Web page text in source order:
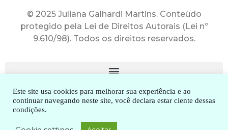
© 2025 Juliana Galhardi Martins. Conteúdo
protegido pela Lei de Direitos Autorais (Lei nº
9.610/98). Todos os direitos reservados.
2010-2025. Dra. Juliana Galhardi Martins. Todos os direitos
Este site usa cookies para melhorar sua experiência e ao
continuar navegando neste site, você declara estar ciente dessas
condições.